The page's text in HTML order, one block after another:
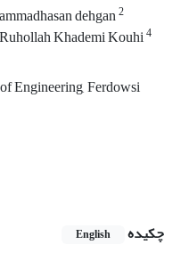
dehgan2
Ruhollah Khademi Kouhi4
Engineering, Ferdowsi
چکیده
English